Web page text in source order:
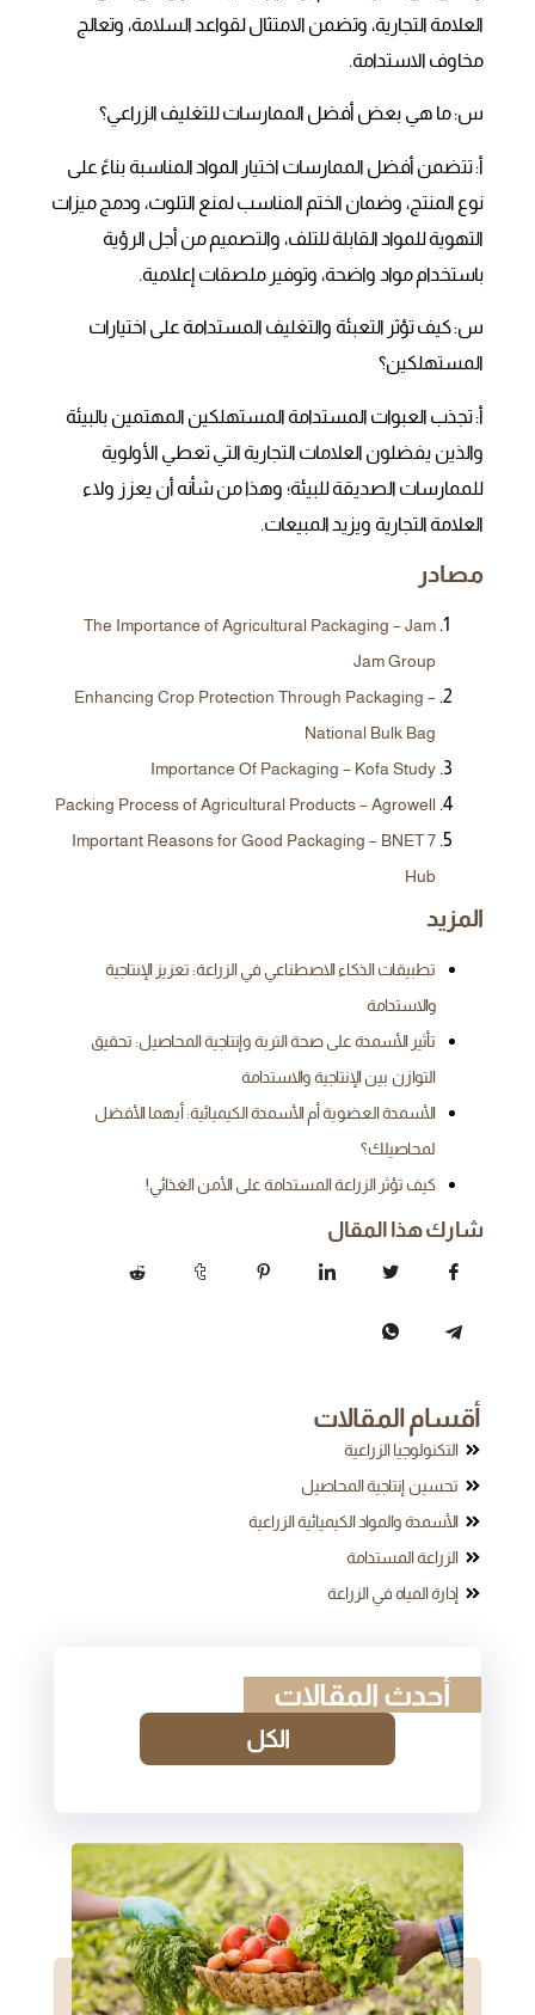
العلامة التجارية، وتضمن الامتثال لقواعد السلامة، وتعالج
مخاوف الاستدامة.
س: ما هي بعض أفضل الممارسات للتغليف الزراعي؟
أ: تتضمن أفضل الممارسات اختيار المواد المناسبة بناءً على
نوع المنتج، وضمان الختم المناسب لمنع التلوث، ودمج ميزات
التهوية للمواد القابلة للتلف، والتصميم من أجل الرؤية
باستخدام مواد واضحة، وتوفير ملصقات إعلامية.
س: كيف تؤثر التعبئة والتغليف المستدامة على اختيارات
المستهلكين؟
أ: تجذب العبوات المستدامة المستهلكين المهتمين بالبيئة
والذين يفضلون العلامات التجارية التي تعطي الأولوية
للممارسات الصديقة للبيئة؛ وهذا من شأنه أن يعزز ولاء
العلامة التجارية ويزيد المبيعات.
مصادر
The Importance of Agricultural Packaging – Jam
Jam Group
Enhancing Crop Protection Through Packaging –
National Bulk Bag
Importance Of Packaging – Kofa Study
Packing Process of Agricultural Products – Agrowell
7 Important Reasons for Good Packaging – BNET
Hub
المزيد
تطبيقات الذكاء الاصطناعي في الزراعة: تعزيز الإنتاجية
والاستدامة
تأثير الأسمدة على صحة التربة وإنتاجية المحاصيل: تحقيق
التوازن بين الإنتاجية والاستدامة
الأسمدة العضوية أم الأسمدة الكيميائية: أيهما الأفضل
لمحاصيلك؟
كيف تؤثر الزراعة المستدامة على الأمن الغذائي!
شارك هذا المقال
أقسام المقالات
التكنولوجيا الزراعية
تحسين إنتاجية المحاصيل
الأسمدة والمواد الكيميائية الزراعية
الزراعة المستدامة
إدارة المياه في الزراعة
أحدث المقالات
الكل